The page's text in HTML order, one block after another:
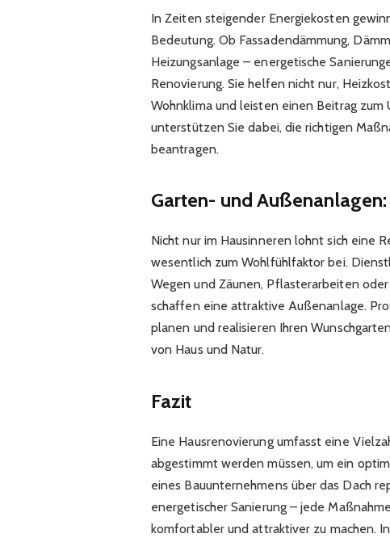
In Zeiten steigender Energiekosten
Bedeutung. Ob Fassadendämmung,
Heizungsanlage – energetische
Renovierung. Sie helfen nicht nur,
Wohnklima und leisten einen Beitrag
unterstützen Sie dabei, die richtigen
beantragen.
Garten- und
Nicht nur im Hausinneren lohnt sich eine
wesentlich zum Wohlfühlfaktor bei.
Wegen und Zäunen, Pflasterarbeiten
schaffen eine attraktive Außenanlage.
planen und realisieren Ihren
von Haus und Natur.
Fazit
Eine Hausrenovierung umfasst eine
abgestimmt werden müssen, um ein
eines Bauunternehmens über das Dach
energetischer Sanierung – jede
komfortabler und attraktiver zu machen.